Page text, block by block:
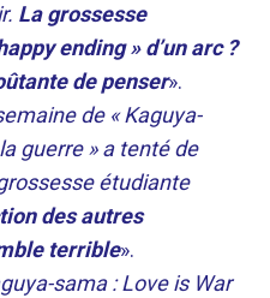
La grossesse
ending » d’un arc ?
de penser».
de « Kaguya-
guerre » a tenté de
étudiante
des autres
terrible».
sama : Love is War